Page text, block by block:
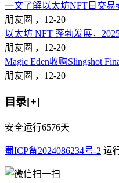
一文了解以太坊NFT日交易
朋友圈 ， 12-20
以太坊 NFT 蓬勃发展，
朋友圈 ， 12-20
Magic Eden收购Slingshot
朋友圈 ， 12-20
目录[+]
安全运行6576天
蜀ICP备2024086234号-2 运